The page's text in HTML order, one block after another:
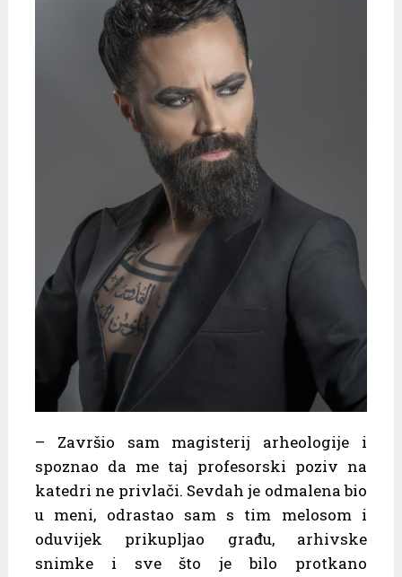
– Završio sam magisterij arheologije i
spoznao da me taj profesorski poziv na
katedri ne privlači. Sevdah je odmalena bio
u meni, odrastao sam s tim melosom i
oduvijek prikupljao građu, arhivske
snimke i sve što je bilo protkano